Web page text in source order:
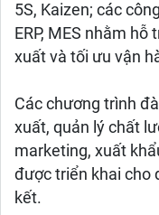
5S, Kaizen; các
ERP, MES nhằm
xuất và tối ưu vận
Các chương trình
xuất, quản lý chất
marketing, xuất
được triển khai cho
kết.